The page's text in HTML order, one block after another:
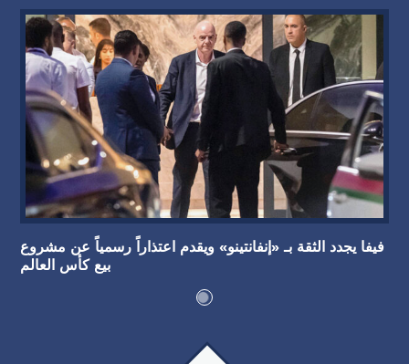
فيفا يجدد الثقة بـ «إنفانتينو» ويقدم اعتذاراً رسمياً عن مشروع
بيع كأس العالم